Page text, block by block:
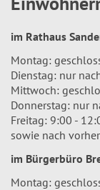
im Rathaus
Montag:
Dienstag: nur
Mittwoch:
Donnerstag: nur
Freitag: 9:00 -
sowie nach
im Bürgerbüro
Montag: